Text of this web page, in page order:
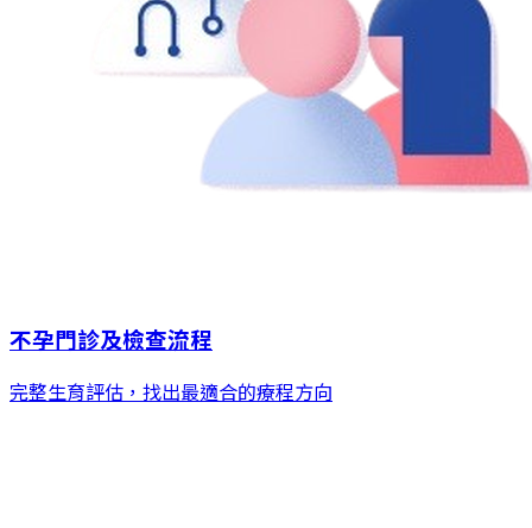
不孕門診及檢查流程
完整生育評估，找出最適合的療程方向